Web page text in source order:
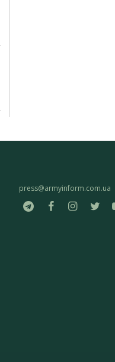
press@armyinform.com.ua